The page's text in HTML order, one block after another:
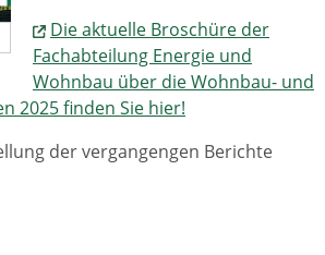
Die aktuelle Broschüre der
Fachabteilung Energie und
Wohnbau über die Wohnbau- und
2025 finden Sie hier!
der vergangengen Berichte